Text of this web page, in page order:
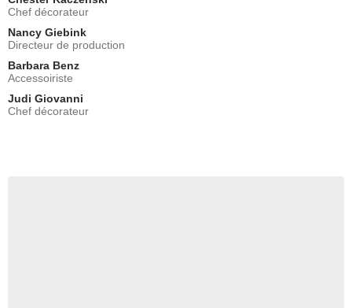
Chef décorateur
Nancy Giebink
Directeur de production
Barbara Benz
Accessoiriste
Judi Giovanni
Chef décorateur